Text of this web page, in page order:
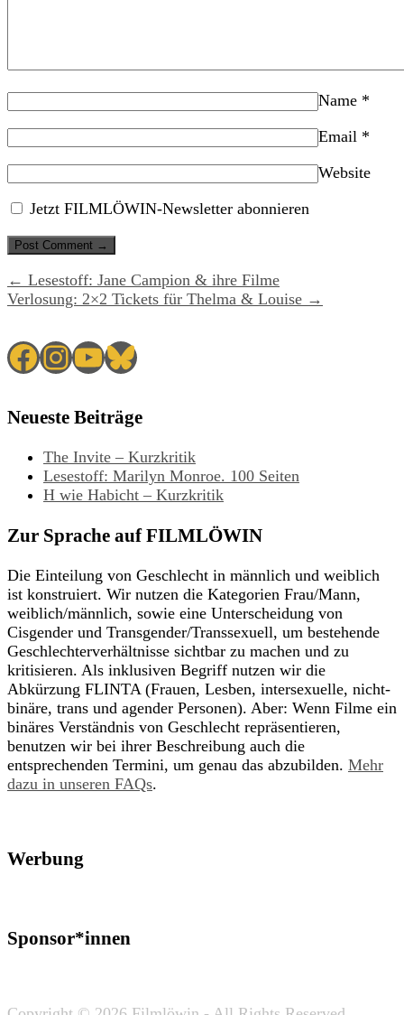
Name *
Email *
Website
Jetzt FILMLÖWIN-Newsletter abonnieren
← Lesestoff: Jane Campion & ihre Filme
Verlosung: 2×2 Tickets für Thelma & Louise →
Facebook
Instagram
YouTube
Bluesky
Neueste Beiträge
The Invite – Kurzkritik
Lesestoff: Marilyn Monroe. 100 Seiten
H wie Habicht – Kurzkritik
Zur Sprache auf FILMLÖWIN
Die Einteilung von Geschlecht in männlich und weiblich
ist konstruiert. Wir nutzen die Kategorien Frau/Mann,
weiblich/männlich, sowie eine Unterscheidung von
Cisgender und Transgender/Transsexuell, um bestehende
Geschlechterverhältnisse sichtbar zu machen und zu
kritisieren. Als inklusiven Begriff nutzen wir die
Abkürzung FLINTA (Frauen, Lesben, intersexuelle, nicht-
binäre, trans und agender Personen). Aber: Wenn Filme ein
binäres Verständnis von Geschlecht repräsentieren,
benutzen wir bei ihrer Beschreibung auch die
entsprechenden Termini, um genau das abzubilden. Mehr
dazu in unseren FAQs.
Werbung
Sponsor*innen